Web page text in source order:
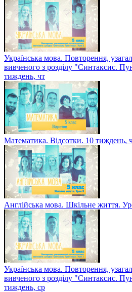
Українська мова. Повторення,
вивченого з розділу "Синтаксис.
тиждень, чт
Математика. Відсотки. 10 тиждень,
Англійська мова. Шкільне життя.
Українська мова. Повторення,
вивченого з розділу "Синтаксис.
тиждень, ср